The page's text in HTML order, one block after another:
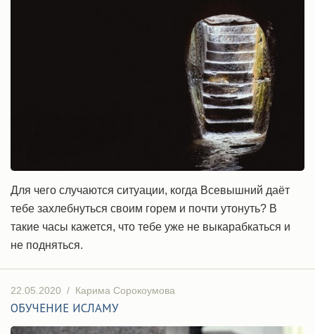
Для чего случаются ситуации, когда Всевышний даёт
тебе захлебнуться своим горем и почти утонуть? В
такие часы кажется, что тебе уже не выкарабкаться и
не подняться.
22.05.2020 / Карима Сорокоумова
ОБУЧЕНИЕ ИСЛАМУ